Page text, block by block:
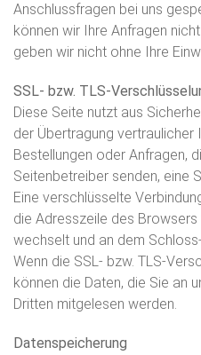
Anschlussfragen bei uns
können wir Ihre Anfragen
geben wir nicht ohne Ihre
SSL- bzw. TLS-
Diese Seite nutzt aus
der Übertragung vertraulicher
Bestellungen oder Anfragen,
Seitenbetreiber senden, eine
Eine verschlüsselte
die Adresszeile des Browsers
wechselt und an dem
Wenn die SSL- bzw. TLS-
können die Daten, die Sie an
Dritten mitgelesen werden.
Datenspeicherung